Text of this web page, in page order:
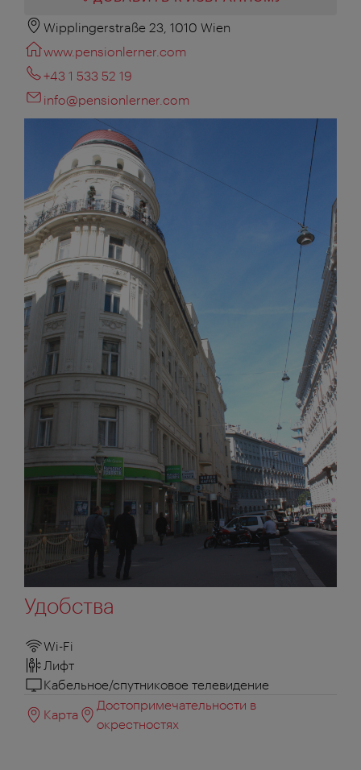
Wipplingerstraße 23, 1010 Wien
www.pensionlerner.com
+43 1 533 52 19
info@pensionlerner.com
Удобства
Wi-Fi
Лифт
Кабельное/спутниковое телевидение
Карта
Достопримечательности в
окрестностях